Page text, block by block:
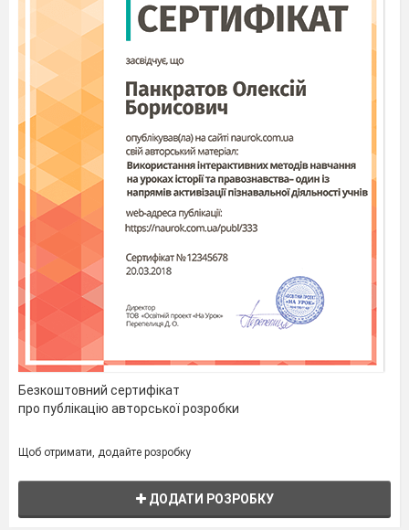
Безкоштовний сертифікат
про публікацію авторської розробки
Щоб отримати, додайте розробку
ДОДАТИ РОЗРОБКУ